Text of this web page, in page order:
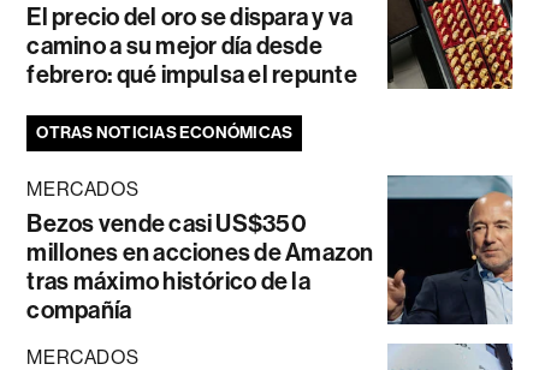
El precio del oro se dispara y va
camino a su mejor día desde
febrero: qué impulsa el repunte
OTRAS NOTICIAS ECONÓMICAS
MERCADOS
Bezos vende casi US$350
millones en acciones de Amazon
tras máximo histórico de la
compañía
MERCADOS